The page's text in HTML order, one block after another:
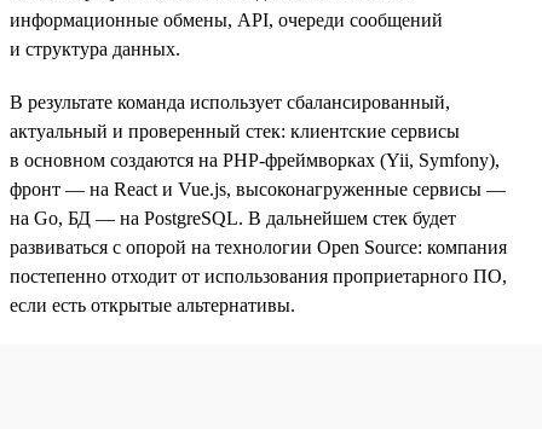
информационные обмены, API, очереди сообщений
и структура данных.
В результате команда использует сбалансированный,
актуальный и проверенный стек: клиентские сервисы
в основном создаются на PHP-фреймворках (Yii, Symfony),
фронт — на React и Vue.js, высоконагруженные сервисы —
на Go, БД — на PostgreSQL. В дальнейшем стек будет
развиваться с опорой на технологии Open Source: компания
постепенно отходит от использования проприетарного ПО,
если есть открытые альтернативы.